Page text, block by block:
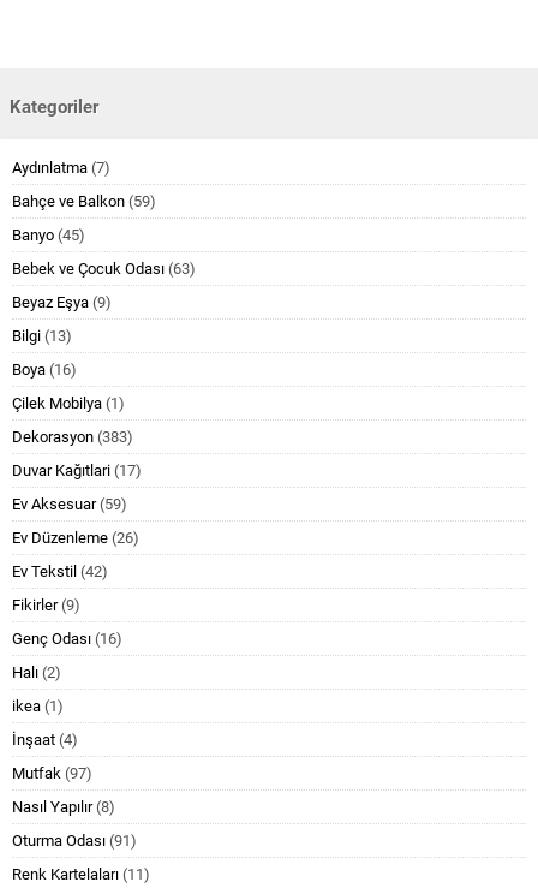
Kategoriler
Aydınlatma (7)
Bahçe ve Balkon (59)
Banyo (45)
Bebek ve Çocuk Odası (63)
Beyaz Eşya (9)
Bilgi (13)
Boya (16)
Çilek Mobilya (1)
Dekorasyon (383)
Duvar Kağıtlari (17)
Ev Aksesuar(59)
Ev Düzenleme (26)
Ev Tekstil (42)
Fikirler(9)
Genç Odası (16)
Halı (2)
ikea (1)
İnşaat (4)
Mutfak (97)
Nasıl Yapılır(8)
Oturma Odası (91)
Renk Kartelaları (11)